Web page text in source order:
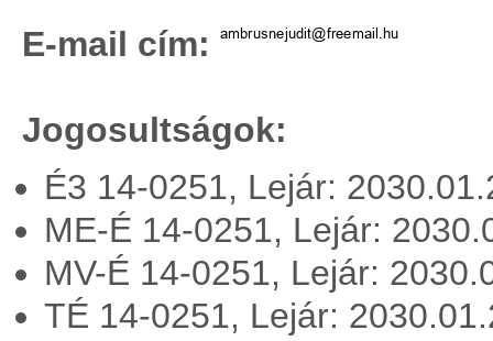
E-mail cím:
Jogosultságok:
É3 14-0251, Lejár:
ME-É 14-0251, Lejár:
MV-É 14-0251, Lejár:
TÉ 14-0251, Lejár: